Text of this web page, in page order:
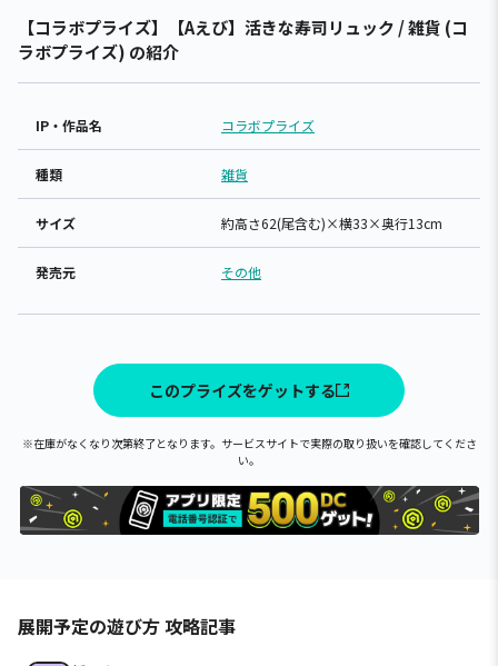
【コラボプライズ】【Aえび】活きな寿司リュック / 雑貨 (コ
ラボプライズ) の紹介
IP・作品名 コラボプライズ
種類 雑貨
サイズ 約高さ62(尾含む)×横33×奥行13cm
発売元 その他
このプライズをゲットする
※在庫がなくなり次第終了となります。サービスサイトで実際の取り扱いを確認してくださ
い。
展開予定の遊び方 攻略記事